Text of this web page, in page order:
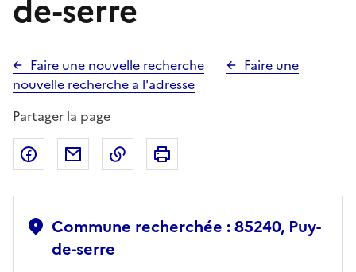
de-serre
Faire une nouvelle recherche
Faire une
nouvelle recherche a l'adresse
Partager la page
Partager sur Facebook
Partager par emailCopier dans le presse-papier
Commune recherchée : 85240, Puy-
de-serre